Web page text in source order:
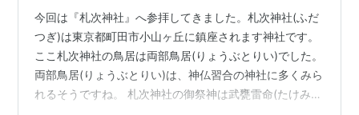
今回は『札次神社』へ参拝してきました。札次神社(ふだ
つぎ)は東京都町田市小山ヶ丘に鎮座されます神社です。
ここ札次神社の鳥居は両部鳥居(りょうぶとりい)でした。
両部鳥居(りょうぶとりい)は、神仏習合の神社に多くみら
れるそうですね。 札次神社の御祭神は武甕雷命(たけみか